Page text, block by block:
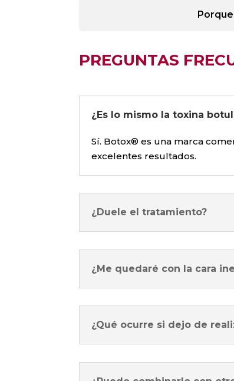
PREGUNTAS
¿Es lo mismo la toxina
Sí. Botox® es una marca
excelentes resultados.
¿Duele el tratamiento?
¿Me quedaré con la cara
¿Qué ocurre si dejo de